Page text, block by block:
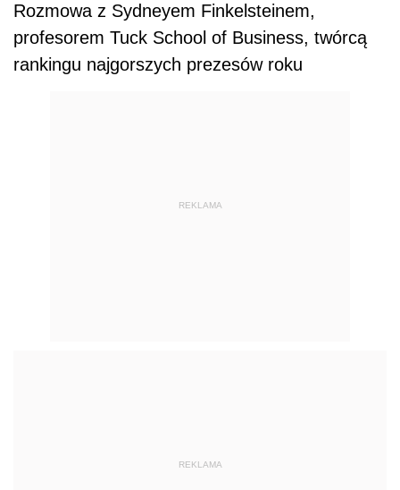
Rozmowa z Sydneyem Finkelsteinem,
profesorem Tuck School of Business, twórcą
rankingu najgorszych prezesów roku
REKLAMA
REKLAMA